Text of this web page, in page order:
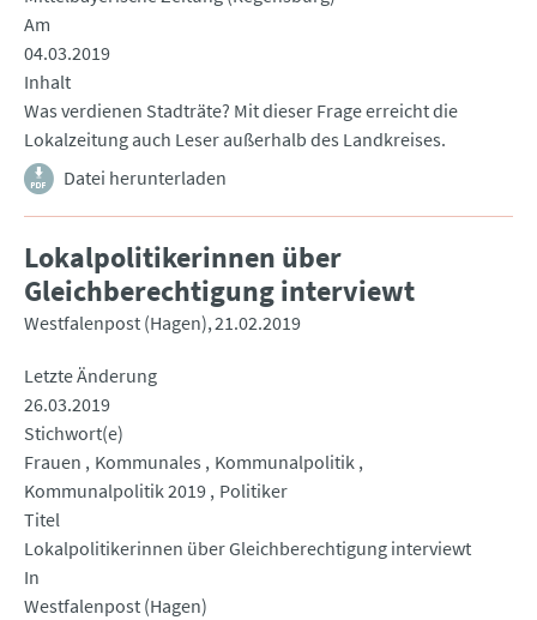
Am
04.03.2019
Inhalt
Was verdienen Stadträte? Mit dieser Frage erreicht die
Lokalzeitung auch Leser außerhalb des Landkreises.
Datei herunterladen
Lokalpolitikerinnen über
Gleichberechtigung interviewt
Westfalenpost (Hagen) 21.02.2019
Letzte Änderung
26.03.2019
Stichwort(e)
Frauen
Kommunales
Kommunalpolitik
Kommunalpolitik 2019 Politiker
Titel
Lokalpolitikerinnen über Gleichberechtigung interviewt
In
Westfalenpost (Hagen)